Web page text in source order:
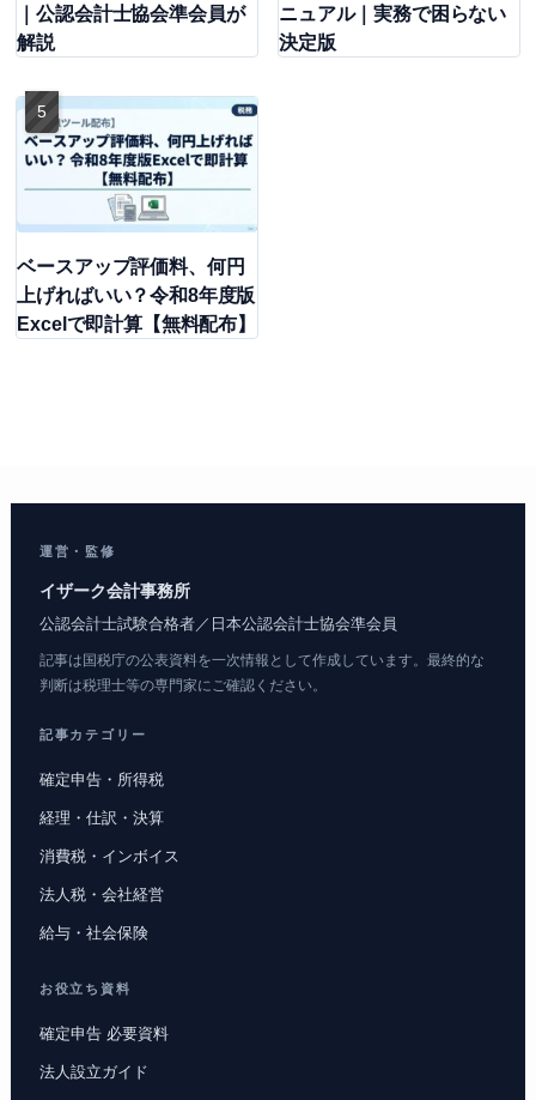
｜公認会計士協会準会員が
解説
ニュアル｜実務で困らない
決定版
ベースアップ評価料、何円
上げればいい？令和8年度版
Excelで即計算【無料配布】
運営・監修
イザーク会計事務所
公認会計士試験合格者／日本公認会計士協会準会員
記事は国税庁の公表資料を一次情報として作成しています。最終的な
判断は税理士等の専門家にご確認ください。
記事カテゴリー
確定申告・所得税
経理・仕訳・決算
消費税・インボイス
法人税・会社経営
給与・社会保険
お役立ち資料
確定申告 必要資料
法人設立ガイド